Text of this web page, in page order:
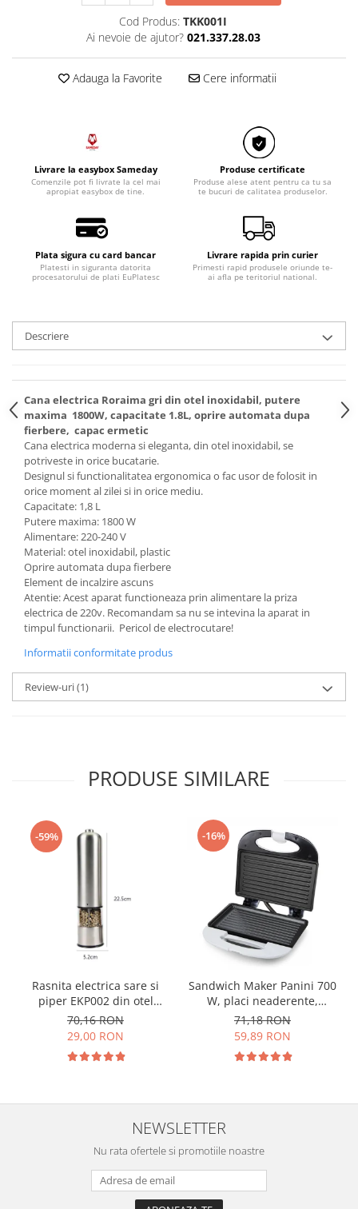
Razatoare electrice
Ingrijire locuinta
Fiare, statii & aparate de calcat cu
Tehnica de birou
Laminatoare si accesorii
Cod Produs: TKK001I
Ai nevoie de ajutor? 021.337.28.03
Adauga la Favorite Cere informatii
Livrare la easybox Sameday
Comenzile pot fi livrate la cel mai
apropiat easybox de tine.
Produse certificate
Produse alese atent pentru ca tu sa
te bucuri de calitatea produselor.
Plata sigura cu card bancar
Platesti in siguranta datorita
procesatorului de plati EuPlatesc
Livrare rapida prin curier
Primesti rapid produsele oriunde te-
ai afla pe teritoriul national.
Descriere
Cana electrica Roraima gri din otel inoxidabil, putere
maxima 1800W, capacitate 1.8L, oprire automata dupa
fierbere, capac ermetic
Cana electrica moderna si eleganta, din otel inoxidabil, se
potriveste in orice bucatarie.
Designul si functionalitatea ergonomica o fac usor de folosit in
orice moment al zilei si in orice mediu.
Capacitate: 1,8 L
Putere maxima: 1800 W
Alimentare: 220-240 V
Material: otel inoxidabil, plastic
Oprire automata dupa fierbere
Element de incalzire ascuns
Atentie: Acest aparat functioneaza prin alimentare la priza
electrica de 220v. Recomandam sa nu se intevina la aparat in
timpul functionarii. Pericol de electrocutare!
Informatii conformitate produs
Review-uri(1)
PRODUSE SIMILARE
-59%
Rasnita electrica sare si
piper EKP002 din otel
inoxidabil cu camere
depozitare transparente,
control finetea macinarii
70,16 RON
29,00 RON
-16%
Sandwich Maker Panini 700
W, placi neaderente,
indicator LED culoare alba
71,18 RON
59,89 RON
NEWSLETTER
Nu rata ofertele si promotiile noastre